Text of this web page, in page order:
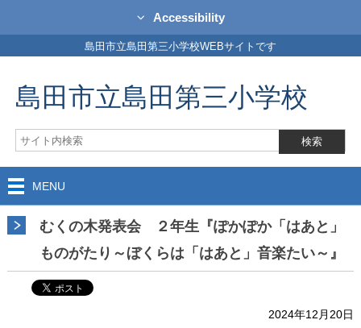
Accessibility
島田市立島田第三小学校WEBサイトです
島田市立島田第三小学校
MENU
むくの木発表会 ２年生『ぽかぽか「はあと」
ものがたり～ぼくらは「はあと」音楽たい～』
2024年12月20日